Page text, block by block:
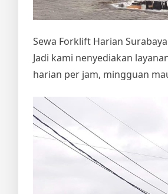
Sewa Forklift Harian
Jadi kami nenyediakan
harian per jam, mingguan